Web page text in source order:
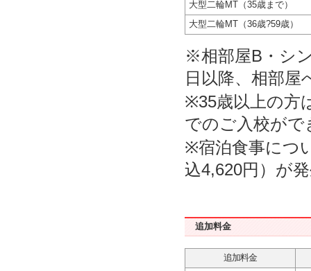
大型二輪MT（35歳まで）
大型二輪MT（36歳?59歳）
※相部屋B・シ
日以降、相部
※35歳以上の方
でのご入校が
※宿泊食事につ
込4,620円）が
追加料金
追加料金